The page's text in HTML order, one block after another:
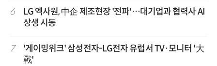
6
LG 엑사원, 中企 제조현장 '전파'…대기업과 협력사 AI
상생 시동
7
'게이밍위크' 삼성전자-LG전자 유럽서 TV·모니터 '大
戰'